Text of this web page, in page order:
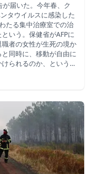
届いた。今年春、ク
タウイルスに感染した
たる集中治療室での治
いう。保健省がAFPに
者の女性が生死の境か
同時に、移動が自由に
られるのか、という…